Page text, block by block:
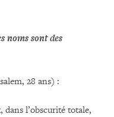
noms sont des
28 ans) :
dans l’obscurité totale,